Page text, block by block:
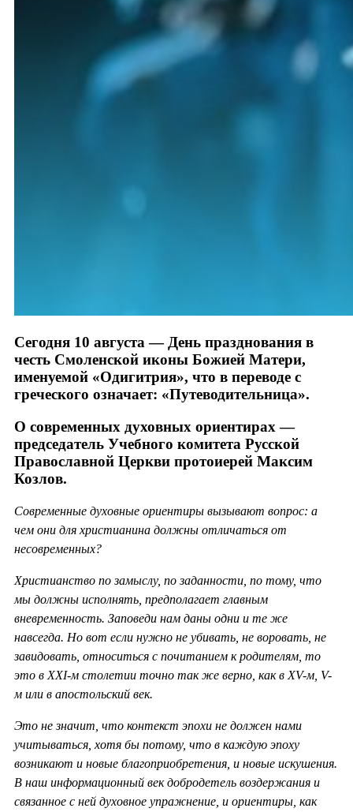
Сегодня 10 августа — День празднования в
честь Смоленской иконы Божией Матери,
именуемой «Одигитрия», что в переводе с
греческого означает: «Путеводительница».
О современных духовных ориентирах —
председатель Учебного комитета Русской
Православной Церкви протоиерей Максим
Козлов.
Современные духовные ориентиры вызывают вопрос: а
чем они для христианина должны отличаться от
несовременных?
Христианство по замыслу, по заданности, по тому, что
мы должны исполнять, предполагает главным
вневременность. Заповеди нам даны одни и те же
навсегда. Но вот если нужно не убивать, не воровать, не
завидовать, относиться с почитанием к родителям, то
это в ХХI-м столетии точно так же верно, как вXV-м, V-
м или в апостольский век.
Это не значит, что контекст эпохи не должен нами
учитываться, хотя бы потому, что в каждую эпоху
возникают и новые благоприобретения, и новые искушения.
В наш информационный век добродетель воздержания и
связанное с ней духовное упражнение, и ориентиры, как